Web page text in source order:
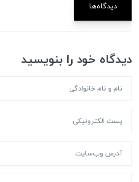
دیدگاه‌ها
دیدگاه خود را بنویسید